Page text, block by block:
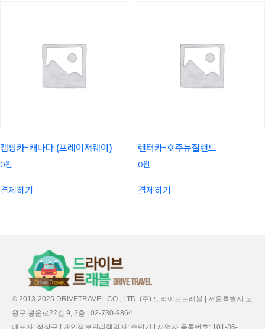
캠핑카-캐나다 (프레이저웨이)
0원
결제하기
렌터카-호주뉴질랜드
0원
결제하기
© 2013-2025 DRIVETRAVEL CO., LTD. (주) 드라이브트래블 | 서울특별시 노
원구 광운로22길 9, 2층 | 02-730-9864